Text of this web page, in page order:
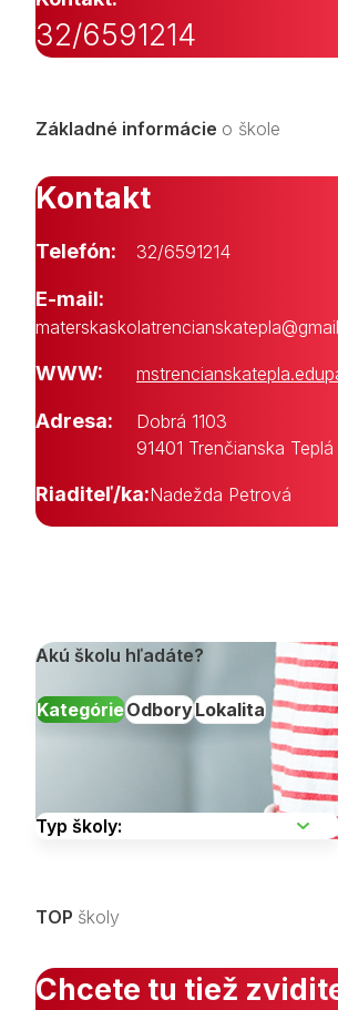
32/6591214
Základné informácie o škole
Kontakt
Telefón: 32/6591214
E-mail:
WWW:
Adresa:
Dobrá 1103
91401 Trenčianska Teplá
Riaditeľ/ka:Nadežda Petrová
Akú školu hľadáte?
KategórieOdboryLokalita
TOP školy
Chcete tu tiež